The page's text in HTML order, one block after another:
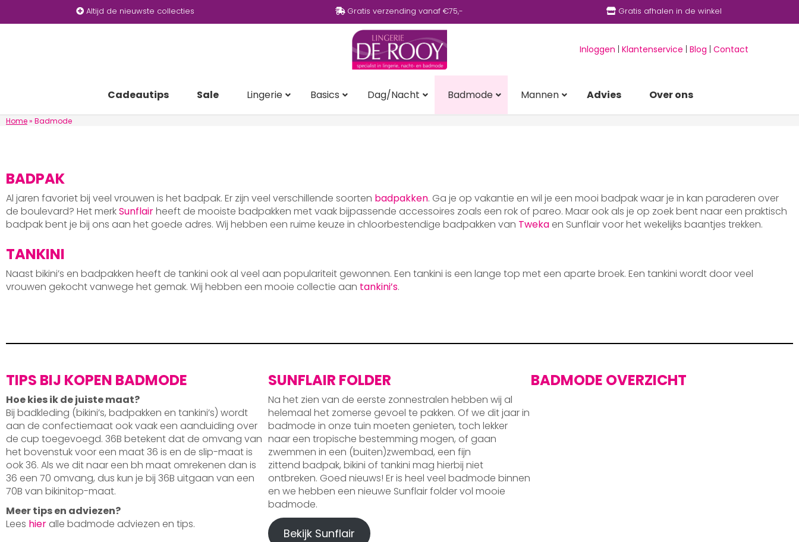
Altijd de nieuwste collecties Gratis verzending vanaf €75,- Gratis afhalen in de winkel
Inloggen Klantenservice Blog Contact
Cadeautips Sale Lingerie Basics Dag/Nacht Badmode Mannen Advies Over ons
Home» Badmode
BADPAK
Al jaren favoriet bij veel vrouwen is het badpak. Er zijn veel verschillende soorten badpakken. Ga je op vakantie en wil je een mooi badpak waar je in kan paraderen over
de boulevard? Het merkSunflairheeft de mooiste badpakken met vaak bijpassende accessoires zoals een rok of pareo. Maar ook als je op zoek bent naar een praktisch
badpak bent je bij ons aan het goede adres. Wij hebben een ruime keuze in chloorbestendige badpakken van Tweka en Sunflair voor het wekelijks baantjes trekken.
TANKINI
Naast bikini’s en badpakken heeft de tankini ook al veel aan populariteit gewonnen. Een tankini is een lange top met een aparte broek. Een tankini wordt door veel
vrouwen gekocht vanwege het gemak. Wij hebben een mooie collectie aan tankini’s.
TIPS BIJ KOPEN BADMODE
Hoe kies ik de juiste maat?
Bij badkleding (bikini’s, badpakken en tankini’s) wordt
aan de confectiemaat ook vaak een aanduiding over
de cup toegevoegd. 36B betekent dat de omvang van
het bovenstuk voor een maat 36 is en de slip-maat is
ook 36. Als we dit naar een bh maat omrekenen dan is
36 een 70 omvang, dus kun je bij 36B uitgaan van een
70B van bikinitop-maat.
Meer tips en adviezen?
Lees hier alle badmode adviezen en tips.
SUNFLAIR FOLDER
Na het zien van de eerste zonnestralen hebben wij al
helemaal het zomerse gevoel te pakken. Of we dit jaar in
badmode in onze tuin moeten genieten, toch lekker
naar een tropische bestemming mogen, of gaan
zwemmen in een (buiten)zwembad, een fijn
zittend badpak, bikini of tankini mag hierbij niet
ontbreken. Goed nieuws! Er is heel veel badmode binnen
en we hebben een nieuwe Sunflair folder vol mooie
badmode.
Bekijk Sunflair
BADMODE OVERZICHT